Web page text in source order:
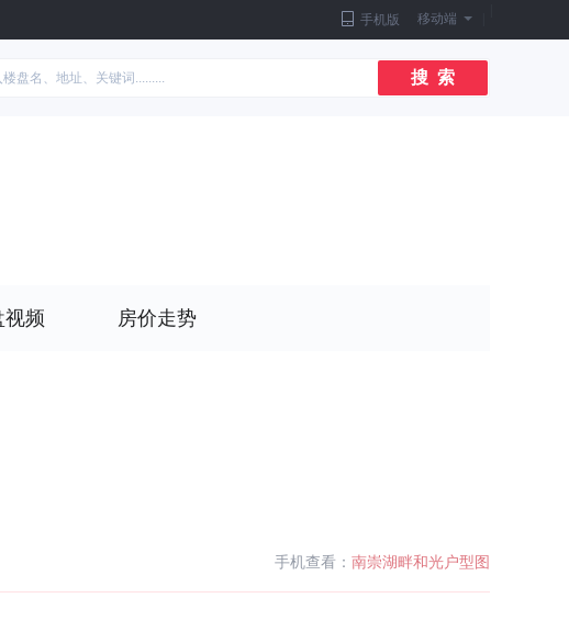
手机版 移动端
搜 索
视频 房价走势
手机查看： 南崇湖畔和光户型图